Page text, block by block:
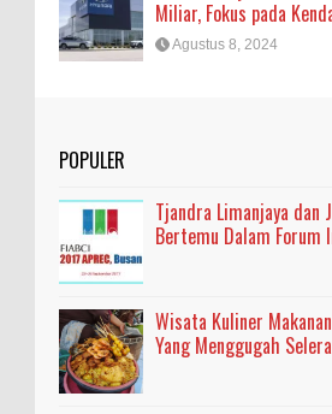
Miliar, Fokus pada
Agustus 8, 2024
POPULER
Tjandra Limanjaya dan
Bertemu Dalam Forum
Wisata Kuliner
Yang Menggugah Selera